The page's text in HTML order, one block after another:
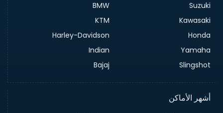
Suzuki
BMW
Kawasaki
KTM
Honda
Harley-Davidson
Yamaha
Indian
Slingshot
Bajaj
أشهر الأماكن